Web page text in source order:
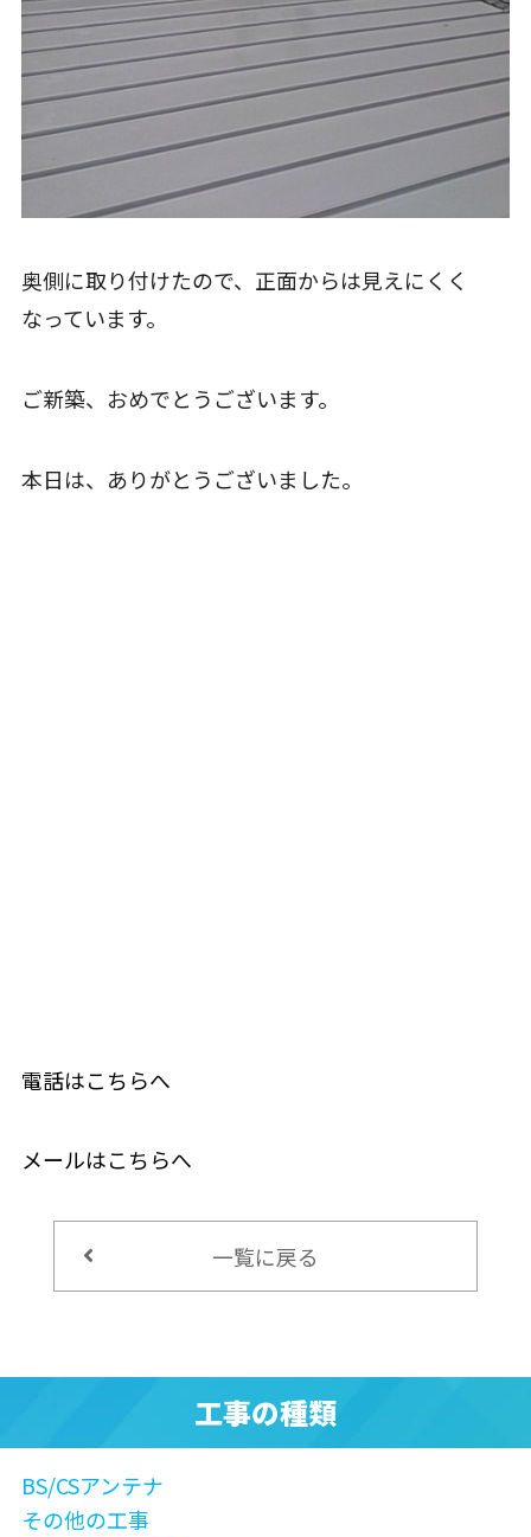
奥側に取り付けたので、正面からは見えにくく
なっています。
ご新築、おめでとうございます。
本日は、ありがとうございました。
電話はこちらへ
メールはこちらへ
一覧に戻る
工事の種類
BS/CSアンテナ
その他の工事